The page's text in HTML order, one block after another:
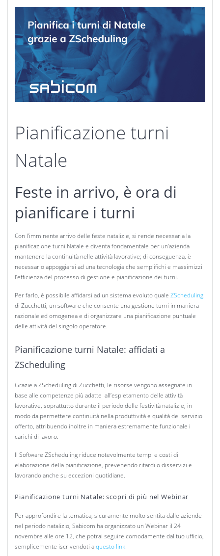
Pianificazione turni
Natale
Feste in arrivo, è ora di
pianificare i turni
Con l’imminente arrivo delle feste natalizie, si rende necessaria la
pianificazione turni Natale e diventa fondamentale per un’azienda
mantenere la continuità nelle attività lavorative; di conseguenza, è
necessario appoggiarsi ad una tecnologia che semplifichi e massimizzi
l’efficienza del processo di gestione e pianificazione dei turni.
Per farlo, è possibile affidarsi ad un sistema evoluto quale ZScheduling
di Zucchetti, un software che consente una gestione turni in maniera
razionale ed omogenea e di organizzare una pianificazione puntuale
delle attività del singolo operatore.
Pianificazione turni Natale: affidati a
ZScheduling
Grazie a ZScheduling di Zucchetti, le risorse vengono assegnate in
base alle competenze più adatte all’espletamento delle attività
lavorative, soprattutto durante il periodo delle festività natalizie, in
modo da permettere continuità nella produttività e qualità del servizio
offerto, attribuendo inoltre in maniera estremamente funzionale i
carichi di lavoro.
Il Software ZScheduling riduce notevolmente tempi e costi di
elaborazione della pianificazione, prevenendo ritardi o disservizi e
lavorando anche su eccezioni quotidiane.
Pianificazione turni Natale: scopri di più nel Webinar
Per approfondire la tematica, sicuramente molto sentita dalle aziende
nel periodo natalizio, Sabicom ha organizzato un Webinar il 24
novembre alle ore 12, che potrai seguire comodamente dal tuo ufficio,
semplicemente iscrivendoti aquesto link.